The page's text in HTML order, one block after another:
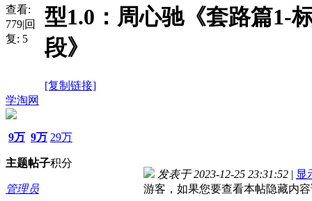
查看:
779|回
复: 5
型1.0：周心驰《套路篇1-
段》
[复制链接]
学淘网
9万
主题
9万
帖子
29万
积分
管理员
发表于 2023-12-25 23:31:52 | 显
游客，如果您要查看本帖隐藏内